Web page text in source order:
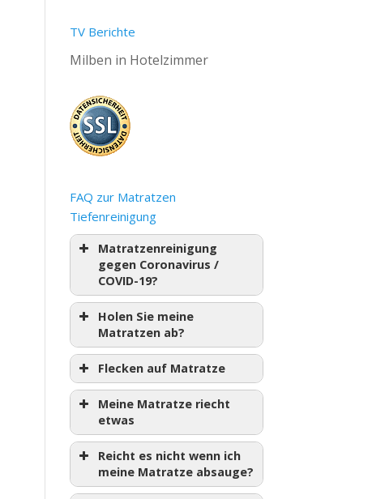
TV Berichte
Milben in Hotelzimmer
FAQ zur Matratzen
Tiefenreinigung
Matratzenreinigung
gegen Coronavirus /
COVID-19?
Holen Sie meine
Matratzen ab?
Flecken auf Matratze
Meine Matratze riecht
etwas
Reicht es nicht wenn ich
meine Matratze absauge?